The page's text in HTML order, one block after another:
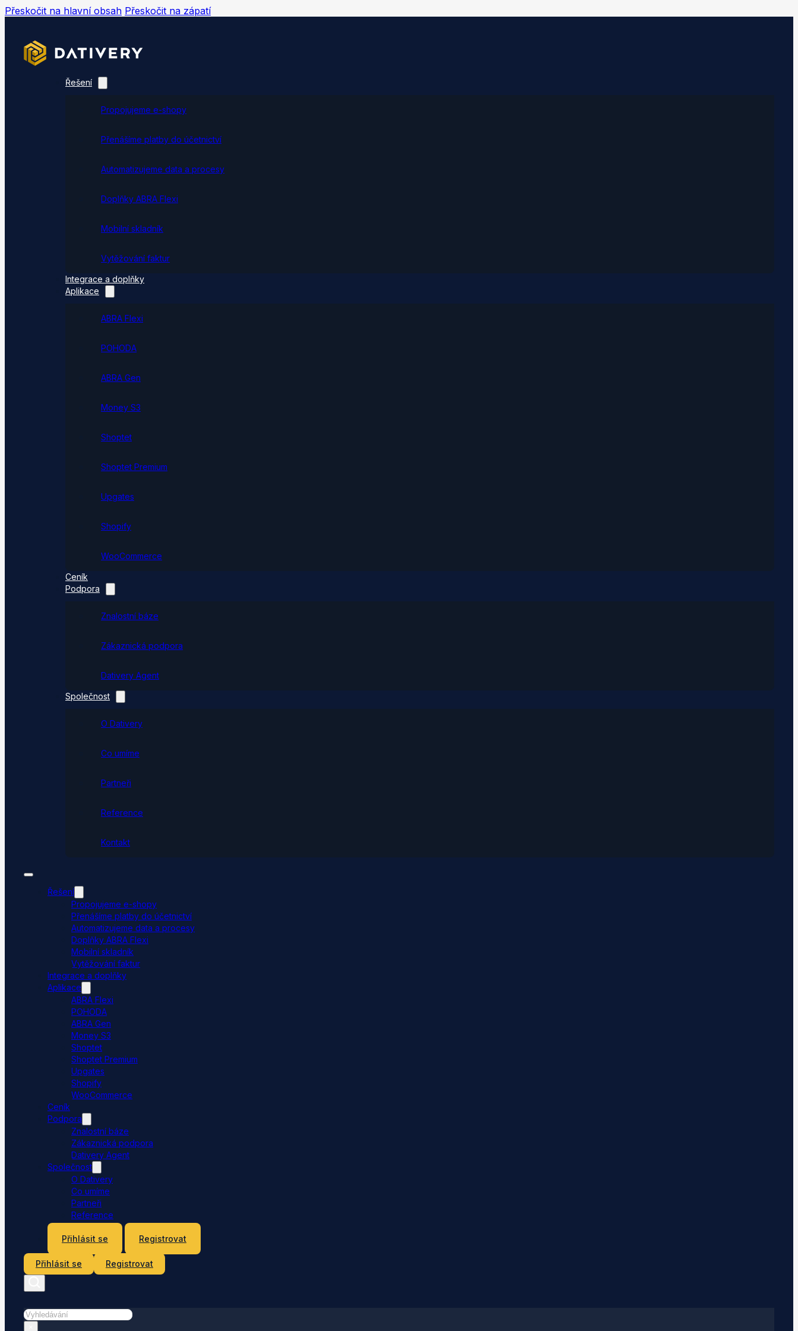
Přeskočit na hlavní obsah Přeskočit na zápatí
Řešení
Propojujeme e-shopy
Přenášíme platby do účetnictví
Automatizujeme data a procesy
Doplňky ABRA Flexi
Mobilní skladník
Vytěžování faktur
Integrace a doplňky
Aplikace
ABRA Flexi
POHODA
ABRA Gen
Money S3
Shoptet
Shoptet Premium
Upgates
Shopify
WooCommerce
Ceník
Podpora
Znalostní báze
Zákaznická podpora
Dativery Agent
Společnost
O Dativery
Co umíme
Partneři
Reference
Kontakt
Řešení
Propojujeme e-shopy
Přenášíme platby do účetnictví
Automatizujeme data a procesy
Doplňky ABRA Flexi
Mobilní skladník
Vytěžování faktur
Integrace a doplňky
Aplikace
ABRA Flexi
POHODA
ABRA Gen
Money S3
Shoptet
Shoptet Premium
Upgates
Shopify
WooCommerce
Ceník
Podpora
Znalostní báze
Zákaznická podpora
Dativery Agent
Společnost
O Dativery
Co umíme
Partneři
Reference
Přihlásit se
Registrovat
Přihlásit se Registrovat
Hledat